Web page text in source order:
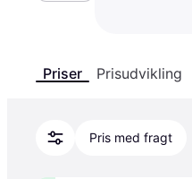
Priser Prisudvikling
Pris med fragt